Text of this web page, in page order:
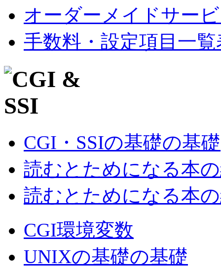
オーダーメイドサー
手数料・設定項目一覧
CGI・SSIの基礎の基礎
読むとためになる本
読むとためになる本
CGI環境変数
UNIXの基礎の基礎